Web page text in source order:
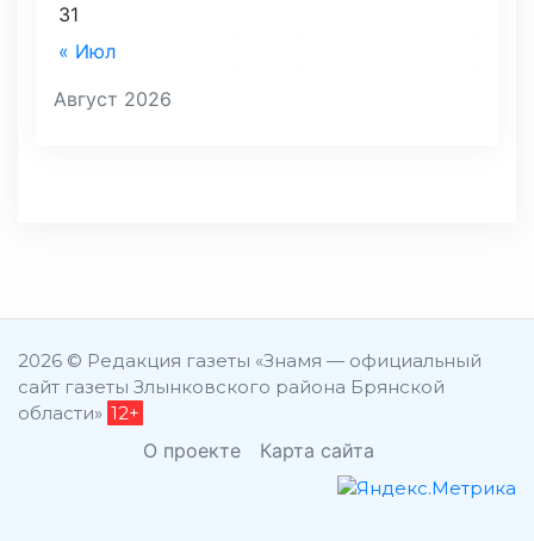
Август 2026
« Июл
31
2026 © Редакция газеты «Знамя — официальный
сайт газеты Злынковского района Брянской
области» 12+
О проекте Карта сайта